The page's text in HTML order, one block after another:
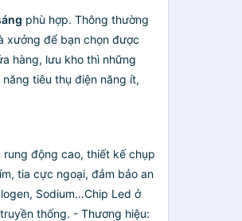
phù hợp. Thông thường
xưởng để bạn chọn được
hàng, lưu kho thì những
tiêu thụ điện năng ít,
động cao, thiết kế chụp
tia cực ngoại, đảm bảo an
Sodium…Chip Led ở
thống. - Thương hiệu: